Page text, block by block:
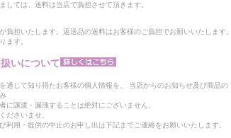
しては、送料は当店で負担させて頂きます。
負担いたします。返送品の送料はお客様のご負担でお願いいたします。
ます。
いについて
通じて知り得たお客様の個人情報を、 当店からのお知らせ及び商品の
に譲渡・漏洩することは絶対にございません。
ださいませ。
利用・提供の中止のお申し出は下記までご連絡をお願いいたします。